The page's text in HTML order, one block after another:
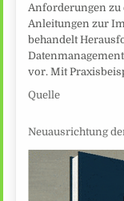
Anforderungen zu
Anleitungen zur
behandelt
vor. Mit
Quelle
Neuausrichtung